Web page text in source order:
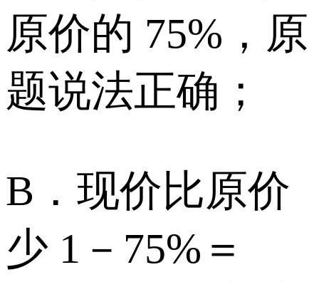
原价的 75%，原
题说法正确；
B．现价比原价
少 1－75%＝